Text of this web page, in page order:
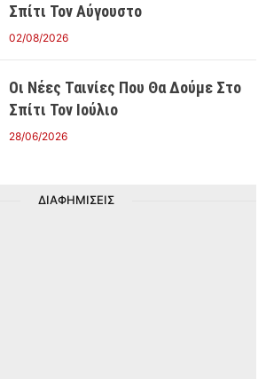
Σπίτι Τον Αύγουστο
02/08/2026
Οι Νέες Ταινίες Που Θα Δούμε Στο
Σπίτι Τον Ιούλιο
28/06/2026
ΔΙΑΦΗΜΙΣΕΙΣ